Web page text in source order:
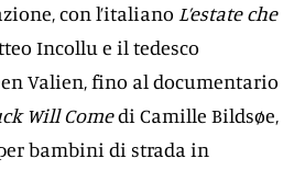
con l’italiano L’estate che
Incollu e il tedesco
Valien, fino al documentario
Will Comedi Camille Bildsøe,
bambini di strada in